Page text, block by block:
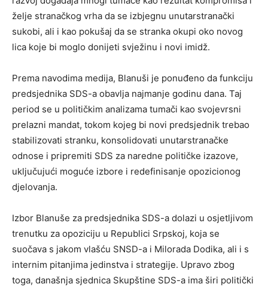
želje stranačkog vrha da se izbjegnu unutarstranački
sukobi, ali i kao pokušaj da se stranka okupi oko novog
lica koje bi moglo donijeti svježinu i novi imidž.
Prema navodima medija, Blanuši je ponuđeno da funkciju
predsjednika SDS-a obavlja najmanje godinu dana. Taj
period se u političkim analizama tumači kao svojevrsni
prelazni mandat, tokom kojeg bi novi predsjednik trebao
stabilizovati stranku, konsolidovati unutarstranačke
odnose i pripremiti SDS za naredne političke izazove,
uključujući moguće izbore i redefinisanje opozicionog
djelovanja.
Izbor Blanuše za predsjednika SDS-a dolazi u osjetljivom
trenutku za opoziciju u Republici Srpskoj, koja se
suočava s jakom vlašću SNSD-a i Milorada Dodika, ali i s
internim pitanjima jedinstva i strategije. Upravo zbog
toga, današnja sjednica Skupštine SDS-a ima širi politički